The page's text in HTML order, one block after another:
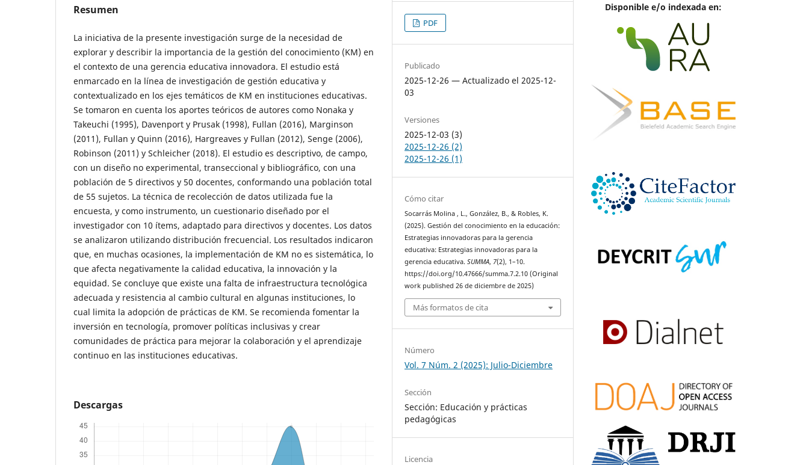
Resumen
La iniciativa de la presente investigación surge de la necesidad de
explorar y describir la importancia de la gestión del conocimiento (KM) en
el contexto de una gerencia educativa innovadora. El estudio está
enmarcado en la línea de investigación de gestión educativa y
contextualizado en los ejes temáticos de KM en instituciones educativas.
Se tomaron en cuenta los aportes teóricos de autores como Nonaka y
Takeuchi (1995), Davenport y Prusak (1998), Fullan (2016), Marginson
(2011), Fullan y Quinn (2016), Hargreaves y Fullan (2012), Senge (2006),
Robinson (2011) y Schleicher (2018). El estudio es descriptivo, de campo,
con un diseño no experimental, transeccional y bibliográfico, con una
población de 5 directivos y 50 docentes, conformando una población total
de 55 sujetos. La técnica de recolección de datos utilizada fue la
encuesta, y como instrumento, un cuestionario diseñado por el
investigador con 10 ítems, adaptado para directivos y docentes. Los datos
se analizaron utilizando distribución frecuencial. Los resultados indicaron
que, en muchas ocasiones, la implementación de KM no es sistemática, lo
que afecta negativamente la calidad educativa, la innovación y la
equidad. Se concluye que existe una falta de infraestructura tecnológica
adecuada y resistencia al cambio cultural en algunas instituciones, lo
cual limita la adopción de prácticas de KM. Se recomienda fomentar la
inversión en tecnología, promover políticas inclusivas y crear
comunidades de práctica para mejorar la colaboración y el aprendizaje
continuo en las instituciones educativas.
Descargas
PDF
Publicado
2025-12-26 — Actualizado el 2025-12-
03
Versiones
2025-12-03 (3)
2025-12-26 (2)
2025-12-26 (1)
Cómo citar
Socarrás Molina , L., González, B., & Robles, K.
(2025). Gestión del conocimiento en la educación:
Estrategias innovadoras para la gerencia
educativa: Estrategias innovadoras para la
gerencia educativa.SUMMA, 7(2), 1–10.
https://doi.org/10.47666/summa.7.2.10 (Original
work published 26 de diciembre de 2025)
Más formatos de cita
Número
Vol. 7 Núm. 2 (2025): Julio-Diciembre
Sección
Sección: Educación y prácticas
pedagógicas
Licencia
Disponible e/o indexada en: